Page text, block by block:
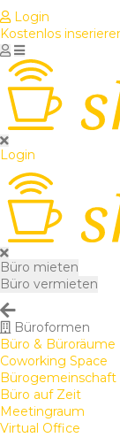
Login
Kostenlos
Login
Büro mieten
Büro vermieten
Büroformen
Büro & Büroräume
Coworking Space
Bürogemeinschaft
Büro auf Zeit
Meetingraum
Virtual Office